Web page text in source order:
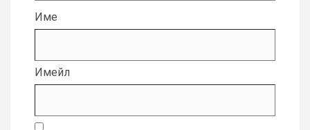
Име
Имейл